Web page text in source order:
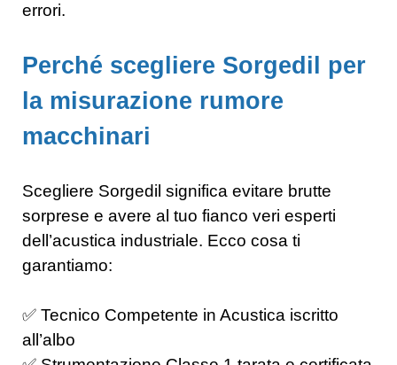
errori.
Perché scegliere Sorgedil per
la misurazione rumore
macchinari
Scegliere Sorgedil significa evitare brutte
sorprese e avere al tuo fianco veri esperti
dell’acustica industriale. Ecco cosa ti
garantiamo:
✅ Tecnico Competente in Acustica iscritto
all’albo